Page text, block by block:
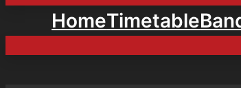
HomeTimetable